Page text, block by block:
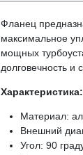
Фланец
максимальное
мощных
долговечность и
Характеристика:
Материал:
Внешний
Угол: 90